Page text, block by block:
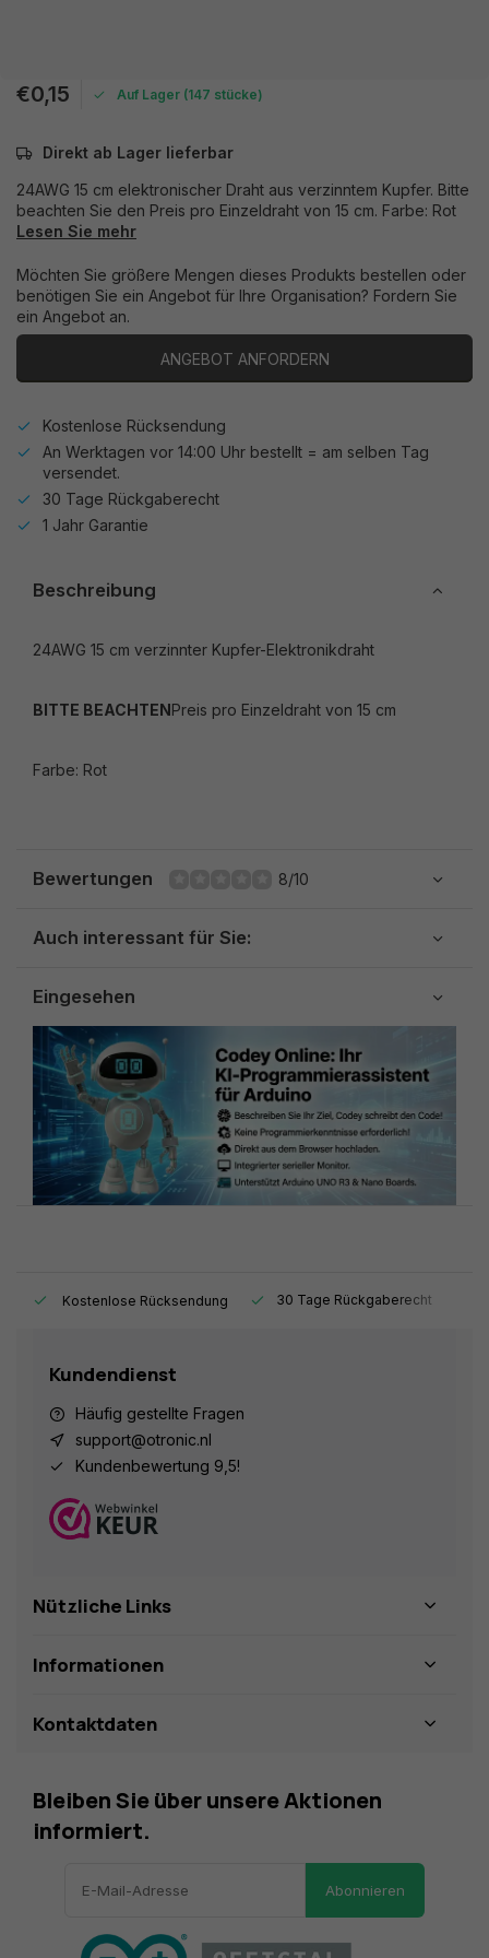
€0,15 Auf Lager (147 stücke)
Direkt ab Lager lieferbar
24AWG 15 cm elektronischer Draht aus verzinntem Kupfer. Bitte
beachten Sie den Preis pro Einzeldraht von 15 cm. Farbe: Rot
Lesen Sie mehr
Möchten Sie größere Mengen dieses Produkts bestellen oder
benötigen Sie ein Angebot für Ihre Organisation? Fordern Sie
ein Angebot an.
ANGEBOT ANFORDERN
Kostenlose Rücksendung
An Werktagen vor 14:00 Uhr bestellt = am selben Tag
versendet.
30 Tage Rückgaberecht
1 Jahr Garantie
Beschreibung
24AWG 15 cm verzinnter Kupfer-Elektronikdraht
BITTE BEACHTENPreis pro Einzeldraht von 15 cm
Farbe: Rot
Bewertungen 8/10
Auch interessant für Sie:
Eingesehen
Kostenlose Rücksendung 30 Tage Rückgaberecht
Kundendienst
Häufig gestellte Fragen
support@otronic.nl
Kundenbewertung 9,5!
Nützliche Links
Informationen
Kontaktdaten
Bleiben Sie über unsere Aktionen
informiert.
Abonnieren